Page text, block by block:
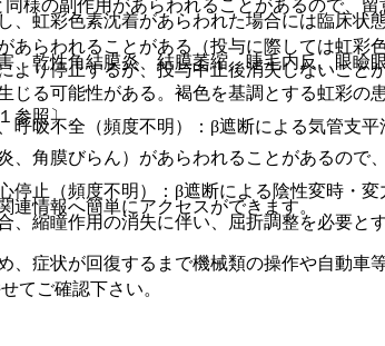
様の副作用があらわれることがあるので、留
らわれることがある（投与に際しては虹彩
り停止するが、投与中止後消失しないこ
る可能性がある。褐色を基調とする虹彩
参照〕。
角膜びらん）があらわれることがあるので
縮瞳作用の消失に伴い、屈折調整を必要と
症状が回復するまで機械類の操作や自動車
虹彩色素沈着があらわれた場合には臨床状
乾性角結膜炎、結膜萎縮、睫毛内反、眼瞼
吸不全（頻度不明）：β遮断による気管支
止（頻度不明）：β遮断による陰性変時・
情報へ簡単にアクセスができます。
てご確認下さい。